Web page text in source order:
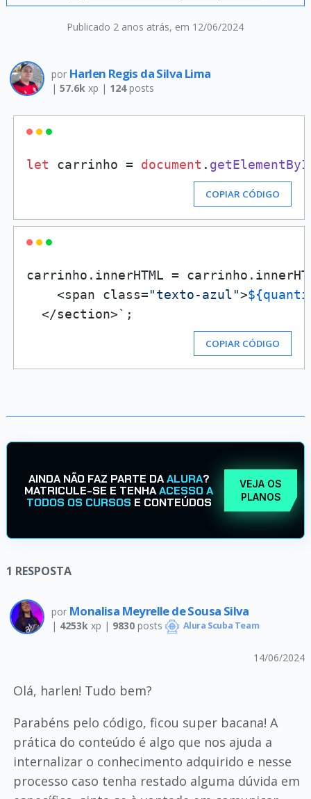
Publicado 2 anos atrás, em 12/06/2024
por Harlen Regis da Silva Lima
| 57.6kxp | 124posts
let carrinho = document .
COPIAR CÓDIGO
carrinho.innerHTML =
    <span class=
"texto-azul">
COPIAR CÓDIGO
AINDA NÃO FAZ PARTE DAALURA?
MATRICULE-SE E TENHAACESSO A
TODOS OS CURSOS E CONTEÚDOS
VEJA OS
PLANOS
1 RESPOSTA
por Monalisa Meyrelle de Sousa Silva
| 4253k xp | 9830posts Alura Scuba Team
14/06/2024
Olá, harlen! Tudo bem?
Parabéns pelo código, ficou super bacana! A
prática do conteúdo é algo que nos ajuda a
internalizar o conhecimento adquirido e nesse
processo caso tenha restado alguma dúvida em